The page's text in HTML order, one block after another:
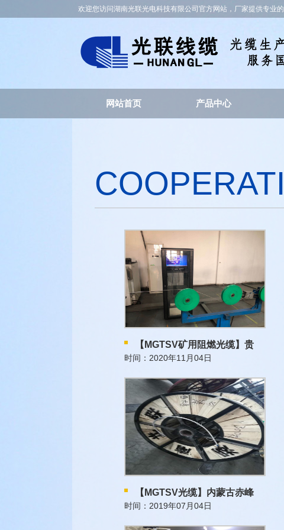
欢迎您访问湖南光联光电科技有限公司官方网站，厂家提供专业
网站首页 产品中心
【MGTSV矿用阻燃光缆】贵
时间：2020年11月04日
【MGTSV光缆】内蒙古赤峰
时间：2019年07月04日